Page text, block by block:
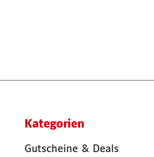
Kategorien
Gutscheine & Deals